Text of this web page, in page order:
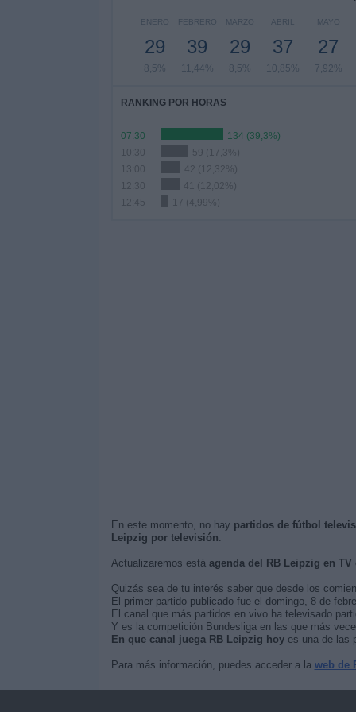
ENERO
29
8,5%
FEBRERO
39
11,44%
MARZO
29
8,5%
ABRIL
37
10,85%
MAYO
27
7,92%
RANKING POR HORAS
07:30
134 (39,3%)
10:30
59 (17,3%)
13:00
42 (12,32%)
12:30
41 (12,02%)
12:45
17 (4,99%)
En este momento, no hay partidos de fútbol
Leipzig por televisión.
Actualizaremos está agenda del RB Leipzig en TV
Quizás sea de tu interés saber que desde los
El primer partido publicado fue el domingo, 8 de
El canal que más partidos en vivo ha televisado
Y es la competición Bundesliga en las que más
En que canal juega RB Leipzig hoyes una de las
Para más información, puedes acceder a la web de